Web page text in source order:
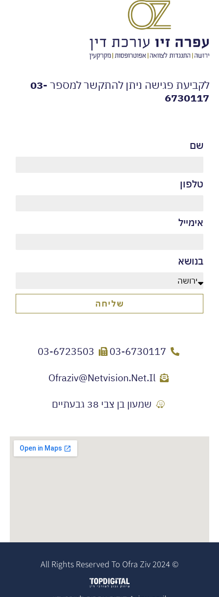
פגישה ניתן להתקשר למספר03-
03-6730117
03-6723503
Ofraziv@netvision.net.il
שמעון בן צבי 38 גבעתיים